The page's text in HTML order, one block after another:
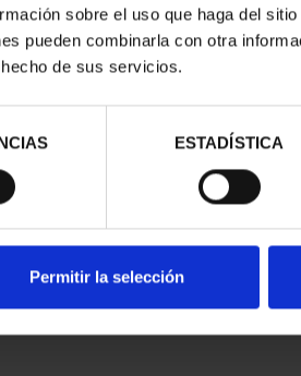
sobre el uso que haga del
pueden combinarla con otra
de sus servicios.
ESTADÍSTICA
Permitir la selección
SUSCRIPCIÓN CAPITALES DE
PROVINCIA 2
949,00 €
Sólo para usuarios registrados